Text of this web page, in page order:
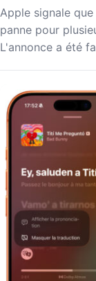
Apple signale
panne pour
L'annonce a été